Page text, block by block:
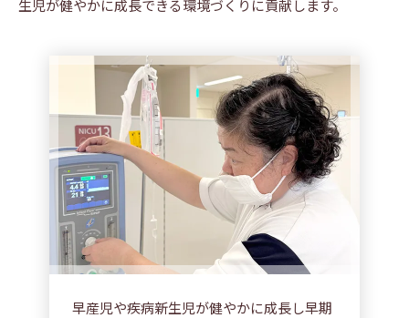
生児が健やかに成長できる環境づくりに貢献します。
早産児や疾病新生児が健やかに成長し早期